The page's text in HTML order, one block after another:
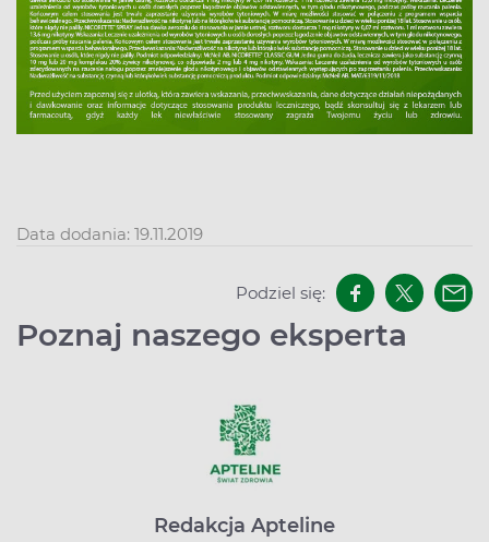
Data dodania: 19.11.2019
Podziel się:
Poznaj naszego eksperta
Redakcja Apteline